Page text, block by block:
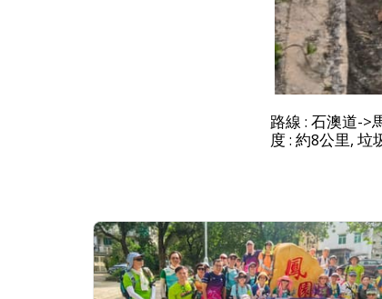
路線 : 石澳道->
度 : 約8公里, 垃